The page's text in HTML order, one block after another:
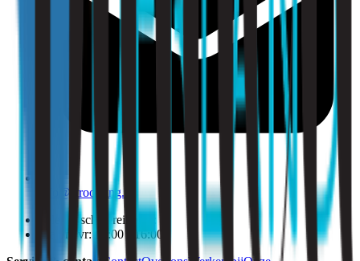
info@strooming.nl
Telefonisch bereikbaar:
Ma t/m vr: 09:00 - 16:00